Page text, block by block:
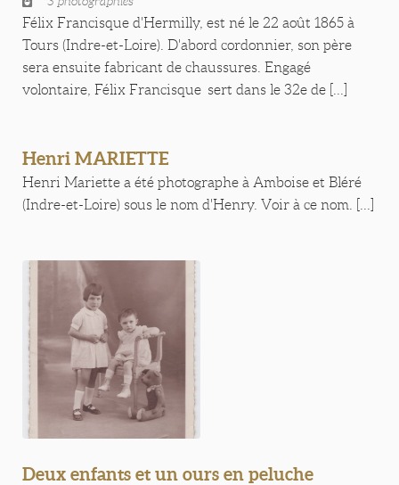
Félix Francisque d'Hermilly, est né le 22 août 1865 à
Tours (Indre-et-Loire). D'abord cordonnier, son père
sera ensuite fabricant de chaussures. Engagé
volontaire, Félix Francisque sert dans le 32e de [...]
Henri MARIETTE
Henri Mariette a été photographe à Amboise et Bléré
(Indre-et-Loire) sous le nom d'Henry. Voir à ce nom. [...]
Deux enfants et un ours en peluche